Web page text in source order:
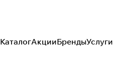
КаталогАкцииБрендыУслуги